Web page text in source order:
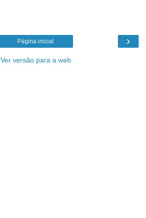
›
Página inicial
Ver versão para a web